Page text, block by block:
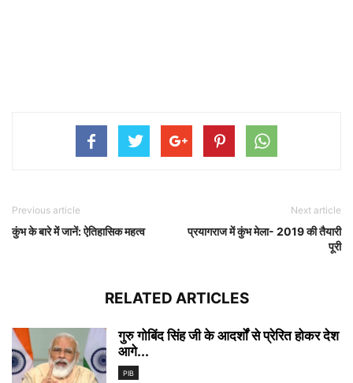
Previous article
कुंभ के बारे में जानें: ऐतिहासिक महत्व
Next article
प्रयागराज में कुंभ मेला- 2019 की तैयारी
पूरी
RELATED ARTICLES
गुरु गोबिंद सिंह जी के आदर्शों से प्रेरित होकर देश
आगे...
PIB